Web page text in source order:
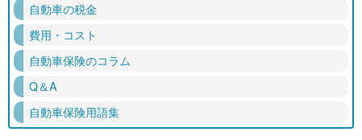
自動車の税金
費用・コスト
自動車保険のコラム
Q＆A
自動車保険用語集